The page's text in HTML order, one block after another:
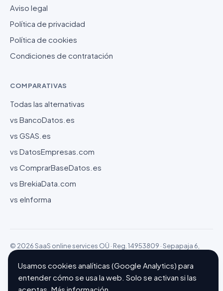
Aviso legal
Política de privacidad
Política de cookies
Condiciones de contratación
COMPARATIVAS
Todas las alternativas
vs BancoDatos.es
vs GSAS.es
vs DatosEmpresas.com
vs ComprarBaseDatos.es
vs BrekiaData.com
vs eInforma
© 2026 SaaS online services OÜ · Reg. 14953809 · Sepapaja 6,
15551 Tallinn (Estonia)
Configurar cookiesHecho con ❤ en Barcelona
Usamos cookies analíticas (Google Analytics) para
entender cómo se usa la web. Solo se activan si las